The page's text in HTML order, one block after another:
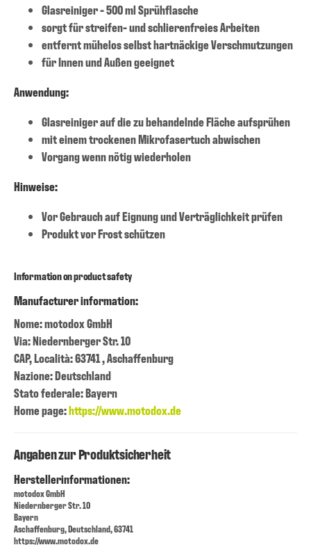
Glasreiniger - 500 ml Sprühflasche
sorgt für streifen- und schlierenfreies Arbeiten
entfernt mühelos selbst hartnäckige Verschmutzungen
für Innen und Außen geeignet
Anwendung:
Glasreiniger auf die zu behandelnde Fläche aufsprühen
mit einem trockenen Mikrofasertuch abwischen
Vorgang wenn nötig wiederholen
Hinweise:
Vor Gebrauch auf Eignung und Verträglichkeit prüfen
Produkt vor Frost schützen
Information on product safety
Manufacturer information:
Nome: motodox GmbH
Via: Niedernberger Str. 10
CAP, Località: 63741 , Aschaffenburg
Nazione: Deutschland
Stato federale: Bayern
Home page:https://www.motodox.de
Angaben zur Produktsicherheit
Herstellerinformationen:
motodox GmbH
Niedernberger Str. 10
Bayern
Aschaffenburg, Deutschland, 63741
https://www.motodox.de